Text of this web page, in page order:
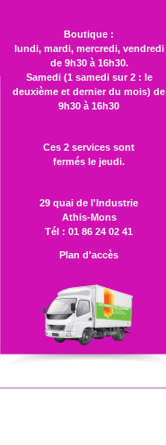
Boutique :
lundi, mardi, mercredi, vendredi
de 9h30 à 16h30.
Samedi (1 samedi sur 2 : le
deuxième et dernier du mois) de
9h30 à 16h30
Ces 2 services sont
fermés le jeudi.
29 quai de l'Industrie
Athis-Mons
Tél : 01 86 24 02 41
Plan d'accès